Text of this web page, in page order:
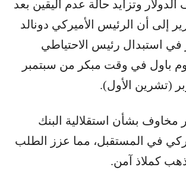
وتزايد حالة عدم اليقين بعد
إلى أن الرئيس الأميركي دونالد
استبدال رئيس الاحتياطي
باول في وقت مبكر من سبتمبر
(تشرين الأول).
مخاوف بشأن استقلالية البنك
في المستقبل، مما عزز الطلب
كملاذ آمن.